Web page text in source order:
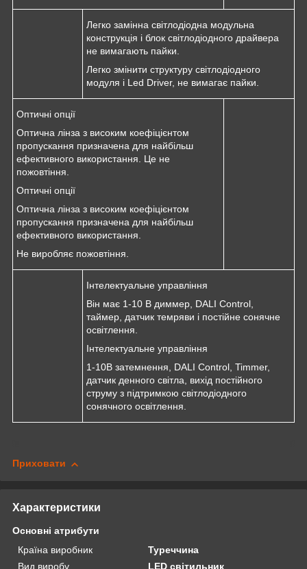
Легко замінна світлодіодна модульна
конструкція і блок світлодіодного драйвера
не вимагають пайки.
Легко змінити структуру світлодіодного
модуля і Led Driver, не вимагає пайки.
Оптичні опції
Оптична лінза з високим коефіцієнтом
пропускання призначена для найбільш
ефективного використання. Це не
пожовтіння.
Оптичні опції
Оптична лінза з високим коефіцієнтом
пропускання призначена для найбільш
ефективного використання.
Не виробляє пожовтіння.
Інтелектуальне управління
Він має 1-10 В диммер, DALI Control,
таймер, датчик темряви і постійне сонячне
освітлення.
Інтелектуальне управління
1-10В затемнення, DALI Control, Timmer,
датчик денного світла, вихід постійного
струму з підтримкою світлодіодного
сонячного освітлення.
Приховати
Характеристики
Основні атрибути
Країна виробник
Туреччина
Вид виробу
LED світильник